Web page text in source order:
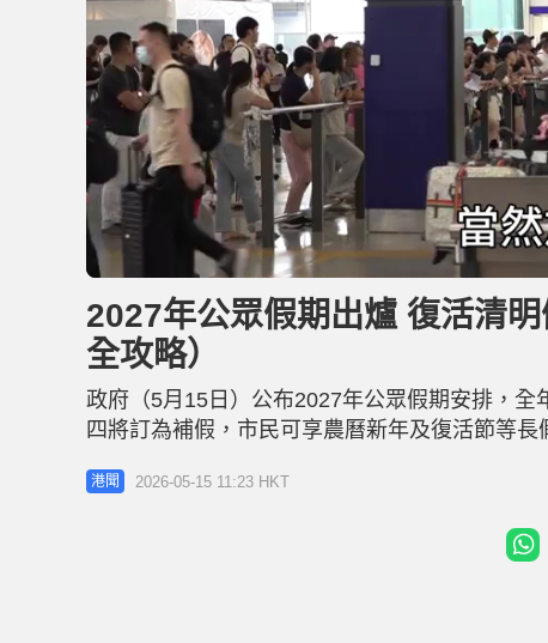
n
t
e
o
d
e
d
5
%
2027年公眾假期出爐 復活清
全攻略）
政府（5月15日）公布2027年公眾假期安排，
四將訂為補假，市民可享農曆新年及復活節等
農曆年初二為星期日，因此將農曆年初四訂為
及復活節則可連放長假。 2027年公眾假期一覽
港聞 2026-05-15 11:23 HKT